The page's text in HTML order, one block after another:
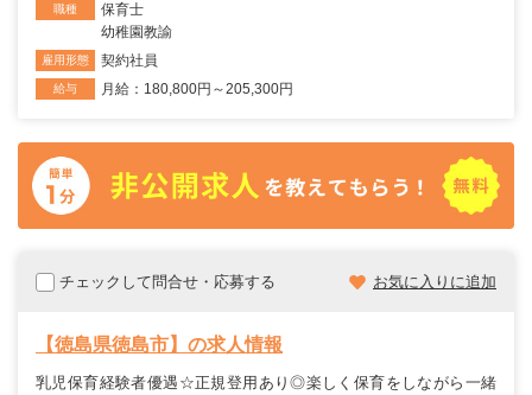
職種
保育士
幼稚園教諭
雇用形態 契約社員
給与 月給：180,800円～205,300円
チェックして問合せ・応募する お気に入りに追加
【徳島県徳島市】の求人情報
乳児保育経験者優遇☆正規登用あり◎楽しく保育をしながら一緒